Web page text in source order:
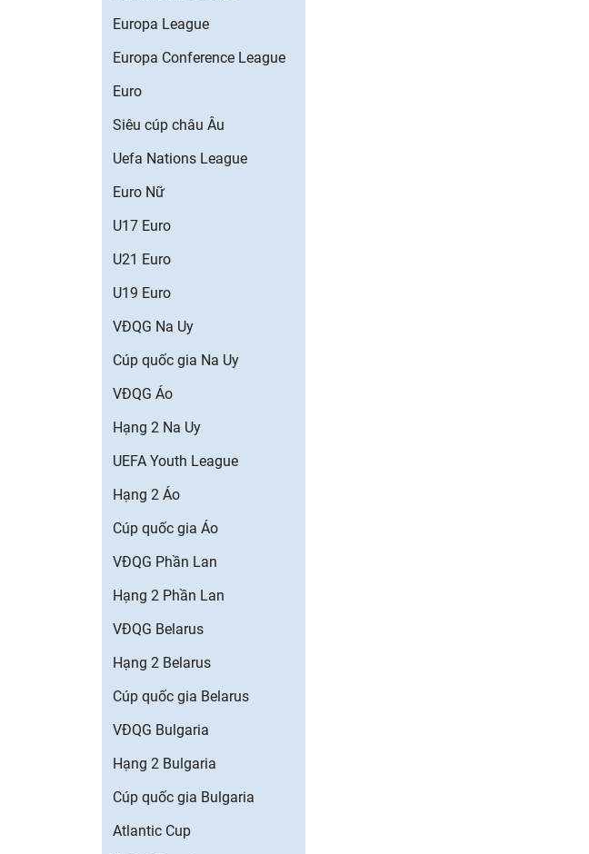
Europa League
Europa Conference League
Euro
Siêu cúp châu Âu
Uefa Nations League
Euro Nữ
U17 Euro
U21 Euro
U19 Euro
VĐQG Na Uy
Cúp quốc gia Na Uy
VĐQG Áo
Hạng 2 Na Uy
UEFA Youth League
Hạng 2 Áo
Cúp quốc gia Áo
VĐQG Phần Lan
Hạng 2 Phần Lan
VĐQG Belarus
Hạng 2 Belarus
Cúp quốc gia Belarus
VĐQG Bulgaria
Hạng 2 Bulgaria
Cúp quốc gia Bulgaria
Atlantic Cup